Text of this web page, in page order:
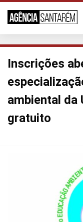
Inscrições
ambiental da
gratuito